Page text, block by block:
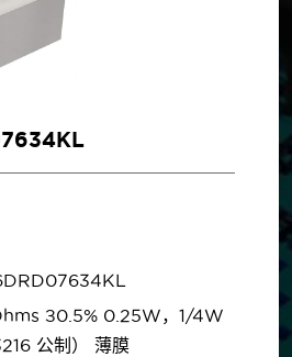
±0.5% 0.25W，1/4W
公制） 薄膜